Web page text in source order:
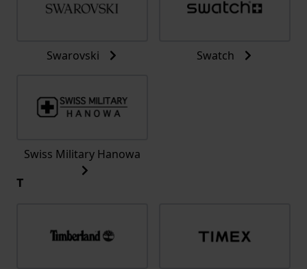
Swarovski Swatch
Swiss Military Hanowa
T